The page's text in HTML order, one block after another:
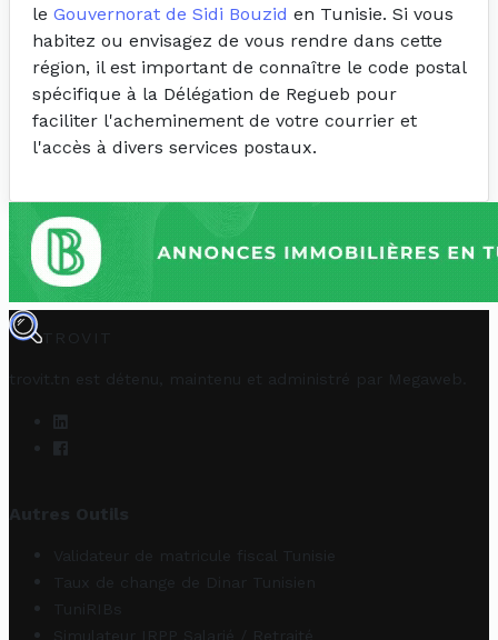
le Gouvernorat de Sidi Bouzid en Tunisie. Si vous
habitez ou envisagez de vous rendre dans cette
région, il est important de connaître le code postal
spécifique à la Délégation de Regueb pour
faciliter l'acheminement de votre courrier et
l'accès à divers services postaux.
TROVIT
trovit.tn est détenu, maintenu et administré par Megaweb
Autres Outils
Validateur de matricule fiscal Tunisie
Taux de change de Dinar Tunisien
TuniRIBs
Simulateur IRPP Salarié / Retraité